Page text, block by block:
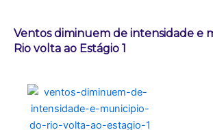
Ventos diminuem de intensidade e
Rio volta ao Estágio 1